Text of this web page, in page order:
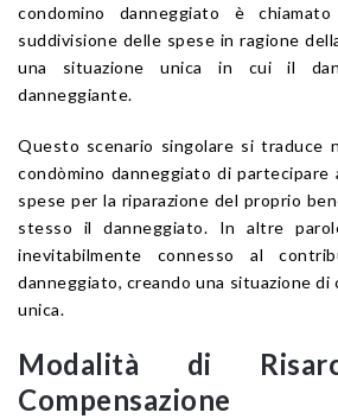
condomino danneggiato è
suddivisione delle spese in ragione
una situazione unica in cui il
danneggiante.
Questo scenario singolare si traduce
condòmino danneggiato di partecipare
spese per la riparazione del proprio
stesso il danneggiato. In altre
inevitabilmente connesso al
danneggiato, creando una situazione di
unica.
Modalità di
Compensazione